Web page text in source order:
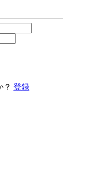
？ 登録